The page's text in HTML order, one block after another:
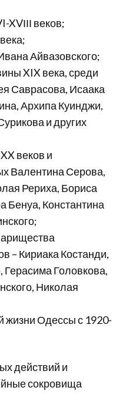
веков;
Айвазовского;
XIX века, среди
Саврасова, Исаака
Архипа Куинджи,
и других
веков и
Валентина Серова,
Рериха, Бориса
Бенуа, Константина
– Кириака Костанди,
Головкова,
Николая
жизни Одессы с 1920-
действий и
сокровища